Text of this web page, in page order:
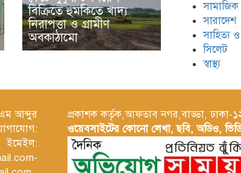
বিক্রিতে হুমকিতে খাদ্য
নিরাপত্তা ও গ্রামীণ
অবকাঠামো
সামাজিক
সারাদেশ
সাহিত্য ও
সিলেট
স্বাস্থ্য
আব্দুর
ইমেইল:
প্রকাশক কর্তৃক,আফতাব নগর,বাড্ডা, ঢাকা-
ওয়েবসাইটের কোনো লেখা, ছবি, অডিও,